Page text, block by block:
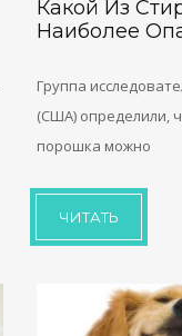
Какой Из
Наиболее
Группа
(США) определили,
порошка можно
ЧИТАТЬ